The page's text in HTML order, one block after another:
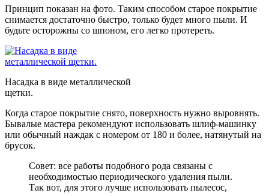
Принцип показан на фото. Таким способом старое покрытие
снимается достаточно быстро, только будет много пыли. И
будьте осторожны со шпоном, его легко протереть.
Насадка в виде металлической
щетки.
Когда старое покрытие снято, поверхность нужно выровнять.
Бывалые мастера рекомендуют использовать шлиф-машинку
или обычный наждак с номером от 180 и более, натянутый на
брусок.
Совет: все работы подобного рода связаны с
необходимостью периодического удаления пыли.
Так вот, для этого лучше использовать пылесос,